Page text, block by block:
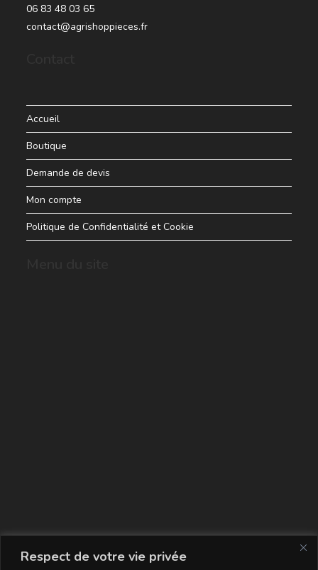
Respect de votre vie privée
06 83 48 03 65
contact@agrishoppieces.fr
Accueil
Boutique
Demande de devis
Mon compte
Politique de Confidentialité et Cookie
La carte